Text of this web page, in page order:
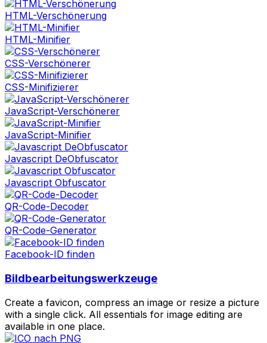
HTML-Verschönerung
HTML-Minifier
CSS-Verschönerer
CSS-Minifizierer
JavaScript-Verschönerer
JavaScript-Minifier
Javascript DeObfuscator
Javascript Obfuscator
QR-Code-Decoder
QR-Code-Generator
Facebook-ID finden
Bildbearbeitungswerkzeuge
Create a favicon, compress an image or resize a picture
with a single click. All essentials for image editing are
available in one place.